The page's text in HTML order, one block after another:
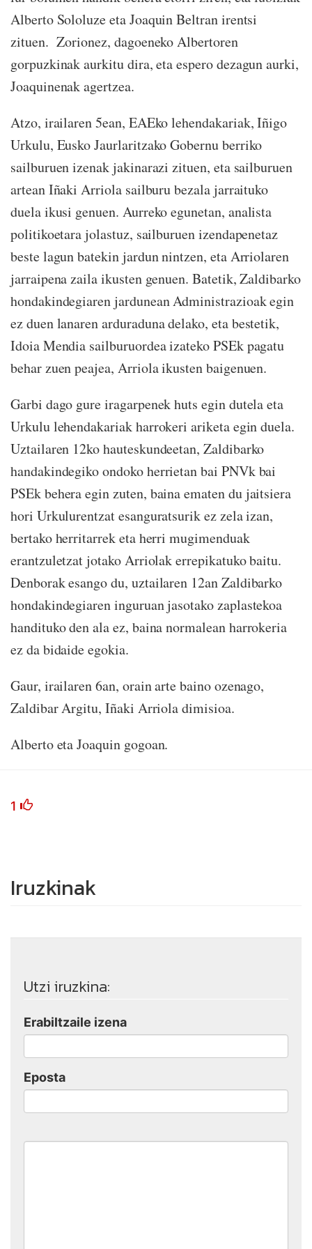
Alberto Sololuze eta Joaquin Beltran irentsi
zituen. Zorionez, dagoeneko Albertoren
gorpuzkinak aurkitu dira, eta espero dezagun aurki,
Joaquinenak agertzea.
Atzo, irailaren 5ean, EAEko lehendakariak, Iñigo
Urkulu, Eusko Jaurlaritzako Gobernu berriko
sailburuen izenak jakinarazi zituen, eta sailburuen
artean Iñaki Arriola sailburu bezala jarraituko
duela ikusi genuen. Aurreko egunetan, analista
politikoetara jolastuz, sailburuen izendapenetaz
beste lagun batekin jardun nintzen, eta Arriolaren
jarraipena zaila ikusten genuen. Batetik, Zaldibarko
hondakindegiaren jardunean Administrazioak egin
ez duen lanaren arduraduna delako, eta bestetik,
Idoia Mendia sailburuordea izateko PSEk pagatu
behar zuen peajea, Arriola ikusten baigenuen.
Garbi dago gure iragarpenek huts egin dutela eta
Urkulu lehendakariak harrokeri ariketa egin duela.
Uztailaren 12ko hauteskundeetan, Zaldibarko
handakindegiko ondoko herrietan bai PNVk bai
PSEk behera egin zuten, baina ematen du jaitsiera
hori Urkulurentzat esanguratsurik ez zela izan,
bertako herritarrek eta herri mugimenduak
erantzuletzat jotako Arriolak errepikatuko baitu.
Denborak esango du, uztailaren 12an Zaldibarko
hondakindegiaren inguruan jasotako zaplastekoa
handituko den ala ez, baina normalean harrokeria
ez da bidaide egokia.
Gaur, irailaren 6an, orain arte baino ozenago,
Zaldibar Argitu, Iñaki Arriola dimisioa.
Alberto eta Joaquin gogoan.
1
Iruzkinak
Utzi iruzkina:
Erabiltzaile izena
Eposta